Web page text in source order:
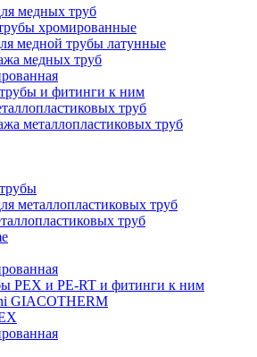
медных труб
хромированные
медной трубы латунные
медных труб
и фитинги к ним
труб
металлопластиковых труб
металлопластиковых труб
труб
PEX и PE-RT и фитинги к ним
GIACOTHERM